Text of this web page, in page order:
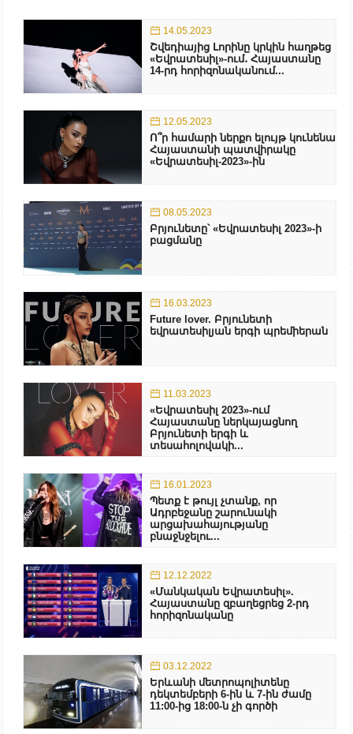
14.05.2023
Շվեդիայից Լորինը կրկին հաղթեց
«Եվրատեսիլ»-ում․ Հայաստանը
14-րդ հորիզոնականում...
12.05.2023
Ո՞ր համարի ներքո ելույթ կունենա
Հայաստանի պատվիրակը
«Եվրատեսիլ-2023»-ին
08.05.2023
Բրյունետը՝ «Եվրատեսիլ 2023»-ի
բացմանը
16.03.2023
Future lover. Բրյունետի
եվրատեսիլյան երգի պրեմիերան
11.03.2023
«Եվրատեսիլ 2023»-ում
Հայաստանը ներկայացնող
Բրյունետի երգի և
տեսահոլովակի...
16.01.2023
Պետք է թույլ չտանք, որ
Ադրբեջանը շարունակի
արցախահայությանը
բնաջնջելու...
12.12.2022
«Մանկական Եվրատեսիլ».
Հայաստանը զբաղեցրեց 2-րդ
հորիզոնականը
03.12.2022
Երևանի մետրոպոլիտենը
դեկտեմբերի 6-ին և 7-ին ժամը
11:00-ից 18:00-ն չի գործի